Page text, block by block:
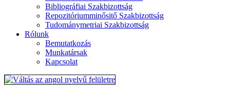
Bibliográfiai Szakbizottság
Repozitóriumminősitő Szakbizottság
Tudománymetriai Szakbizottság
Rólunk
Bemutatkozás
Munkatársak
Kapcsolat